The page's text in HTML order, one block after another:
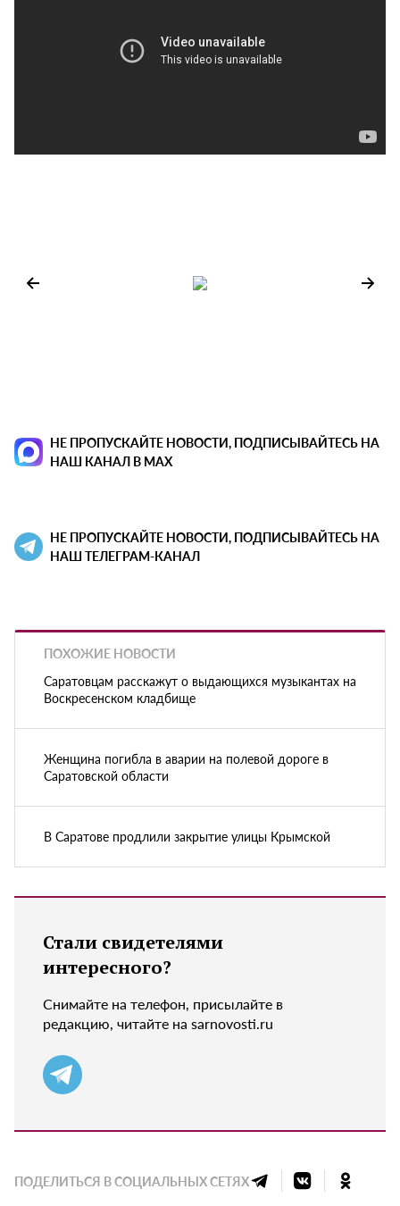
НЕ ПРОПУСКАЙТЕ НОВОСТИ, ПОДПИСЫВАЙТЕСЬ НА
НАШ КАНАЛ В MAX
НЕ ПРОПУСКАЙТЕ НОВОСТИ, ПОДПИСЫВАЙТЕСЬ НА
НАШ ТЕЛЕГРАМ-КАНАЛ
ПОХОЖИЕ НОВОСТИ
Саратовцам расскажут о выдающихся музыкантах на
Воскресенском кладбище
Женщина погибла в аварии на полевой дороге в
Саратовской области
В Саратове продлили закрытие улицы Крымской
Стали свидетелями
интересного?
Снимайте на телефон, присылайте в
редакцию, читайте на sarnovosti.ru
ПОДЕЛИТЬСЯ В СОЦИАЛЬНЫХ СЕТЯХ